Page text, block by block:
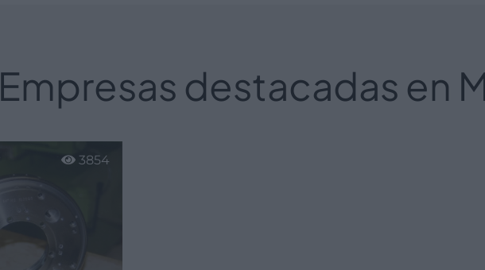
Empresas destacadas en
3854